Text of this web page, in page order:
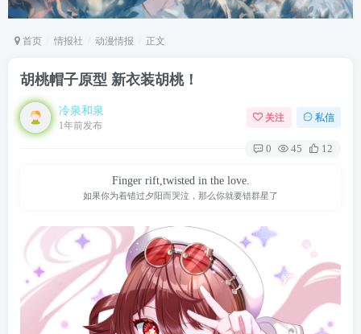
首页 情报社 动漫情报 正文
胡桃帽子原型 新衣装胡桃！
冷泉和泉
1年前发布
关注 私信
0 45 12
Finger rift,twisted in the love.
如果你为着错过夕阳而哭泣，那么你就要错群星了